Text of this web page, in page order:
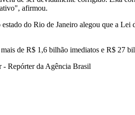
afirmou.
do Rio de Janeiro alegou que a
de R$ 1,6 bilhão imediatos e R$ 27
- Repórter da Agência Brasil